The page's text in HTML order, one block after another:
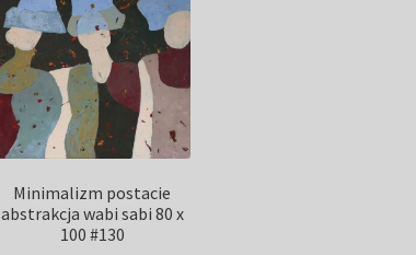
Minimalizm postacie
abstrakcja wabi sabi 80 x
100 #130